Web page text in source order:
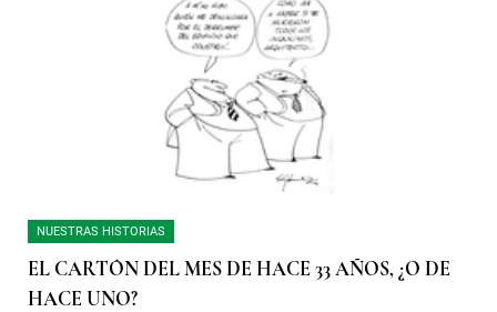
NUESTRAS HISTORIAS
EL CARTÓN DEL MES DE HACE 33 AÑOS, ¿O DE
HACE UNO?